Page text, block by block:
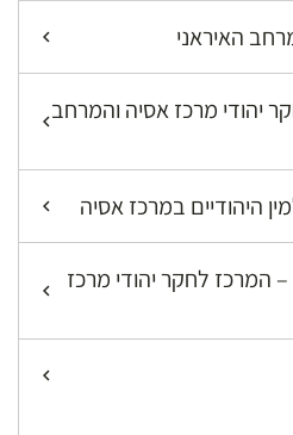
האיראני
יהודי מרכז אסיה והמרחב
היהודיים במרכז אסיה
המרכז לחקר יהודי מרכז